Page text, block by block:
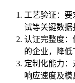
工艺验证：要
试等关键数据
认证完整度：
的企业，降低
定制化能力
响应速度及模